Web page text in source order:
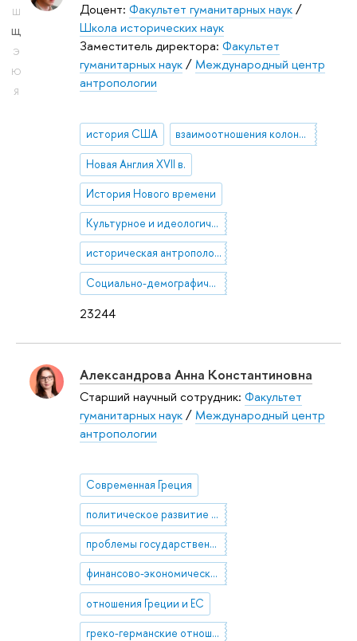
Ш
Щ
Э
Ю
Я
23244
Доцент: Факультет гуманитарных наук/
Школа исторических наук
Заместитель директора: Факультет
гуманитарных наук/Международный центр
антропологии
история США взаимоотношения колонистов и коренного населения Северной Америки
Новая Англия XVII в.
История Нового времени
Культурное и идеологическое развитие Британских колоний
историческая антропология
Социально-демографическая политика США
Александрова Анна Константиновна
Старший научный сотрудник: Факультет
гуманитарных наук/Международный центр
антропологии
Современная Греция
политическое развитие ЕС
проблемы государственного суверенитета и национальной идентичности
финансово-экономический кризис в Греции 2010-х годов
отношения Греции и ЕС
греко-германские отношения